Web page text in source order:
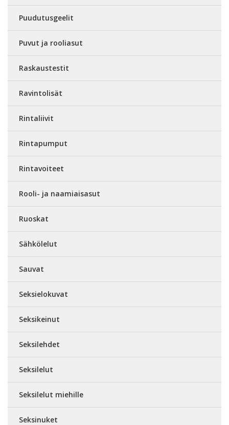
Puudutusgeelit
Puvut ja rooliasut
Raskaustestit
Ravintolisät
Rintaliivit
Rintapumput
Rintavoiteet
Rooli- ja naamiaisasut
Ruoskat
Sähkölelut
Sauvat
Seksielokuvat
Seksikeinut
Seksilehdet
Seksilelut
Seksilelut miehille
Seksinuket